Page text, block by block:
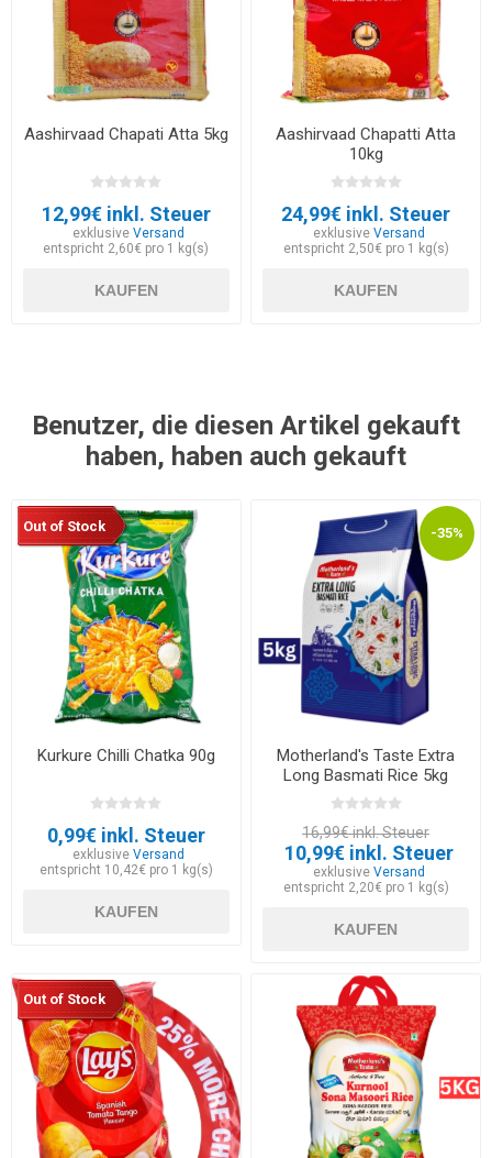
Aashirvaad Chapati Atta 5kg
12,99€ inkl. Steuer
exklusiveVersand
entspricht 2,60€ pro 1 kg(s)
KAUFEN
Aashirvaad Chapatti Atta
10kg
24,99€ inkl. Steuer
exklusive Versand
entspricht 2,50€ pro 1 kg(s)
KAUFEN
Benutzer, die diesen Artikel gekauft
haben, haben auch gekauft
Out of Stock
Kurkure Chilli Chatka 90g
0,99€ inkl. Steuer
exklusiveVersand
entspricht 10,42€ pro 1 kg(s)
KAUFEN
-35%
Motherland's Taste Extra
Long Basmati Rice 5kg
16,99€ inkl. Steuer
10,99€ inkl. Steuer
exklusive Versand
entspricht 2,20€ pro 1 kg(s)
KAUFEN
Out of Stock